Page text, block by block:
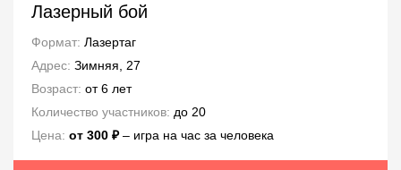
Лазерный бой
Формат: Лазертаг
Адрес: Зимняя, 27
Возраст: от 6 лет
Количество участников: до 20
Цена: от 300 ₽– игра на час за человека